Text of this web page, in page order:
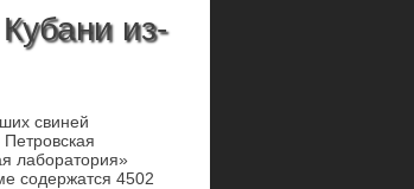
из-
свиней
лаборатория»
содержатся 4502